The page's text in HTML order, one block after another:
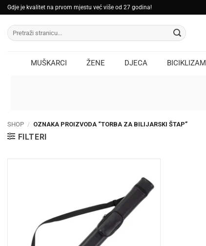
Skip
to
content
Gdje je kvalitet na prvom mjestu već više od 27 godina!
Pretraži:
MUŠKARCI ŽENE DJECA BICIKLIZAM
SHOP / OZNAKA PROIZVODA “TORBA ZA BILIJARSKI ŠTAP”
FILTERI